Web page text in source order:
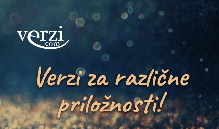
Verzi za različne
priložnosti!